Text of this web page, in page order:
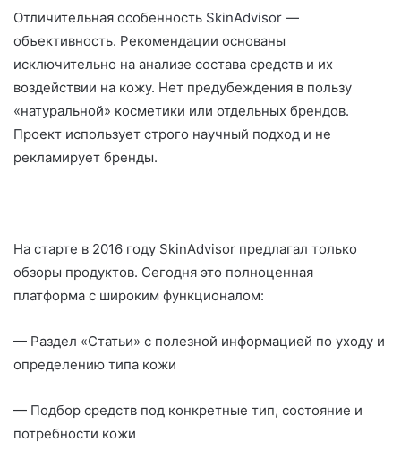
Отличительная особенность SkinAdvisor —
объективность. Рекомендации основаны
исключительно на анализе состава средств и их
воздействии на кожу. Нет предубеждения в пользу
«натуральной» косметики или отдельных брендов.
Проект использует строго научный подход и не
рекламирует бренды.
На старте в 2016 году SkinAdvisor предлагал только
обзоры продуктов. Сегодня это полноценная
платформа с широким функционалом:
— Раздел «Статьи» с полезной информацией по уходу и
определению типа кожи
— Подбор средств под конкретные тип, состояние и
потребности кожи